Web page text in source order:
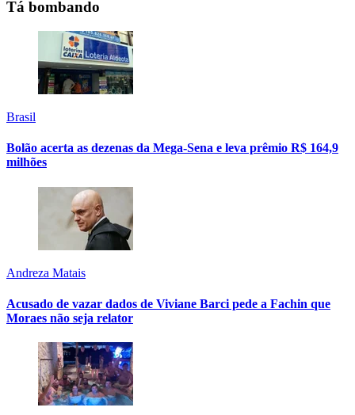
Tá bombando
Brasil
Bolão acerta as dezenas da Mega-Sena e leva prêmio R$ 164,9
milhões
Andreza Matais
Acusado de vazar dados de Viviane Barci pede a Fachin que
Moraes não seja relator